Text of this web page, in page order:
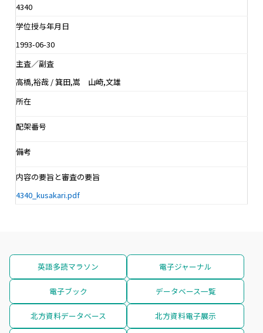
4340
学位授与年月日
1993-06-30
主査／副査
高橋,裕哉 / 箕田,嵩 山崎,文雄
所在
配架番号
備考
内容の要旨と審査の要旨
4340_kusakari.pdf
英語多読マラソン 電子ジャーナル
電子ブック データベース一覧
北方資料データベース 北方資料電子展示